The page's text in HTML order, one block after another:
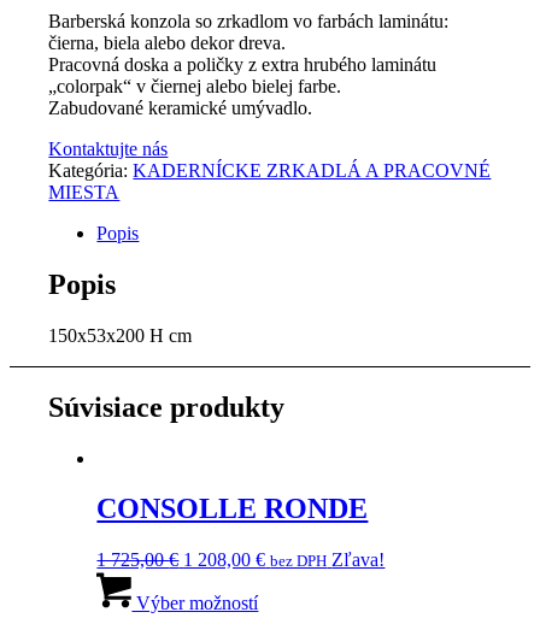
bola:
3
965,00 €.
je:
2
379,00 €.
Barberská konzola so zrkadlom vo farbách laminátu:
čierna, biela alebo dekor dreva.
Pracovná doska a poličky z extra hrubého laminátu
„colorpak“ v čiernej alebo bielej farbe.
Zabudované keramické umývadlo.
Kontaktujte nás
Kategória:KADERNÍCKE ZRKADLÁ A PRACOVNÉ
MIESTA
Popis
Popis
150x53x200 H cm
Súvisiace produkty
CONSOLLE RONDE
1 725,00€ Pôvodná
bola:
1 208,00€Aktuálna
bez DPH Zľava!
Výber možnostíprodukt